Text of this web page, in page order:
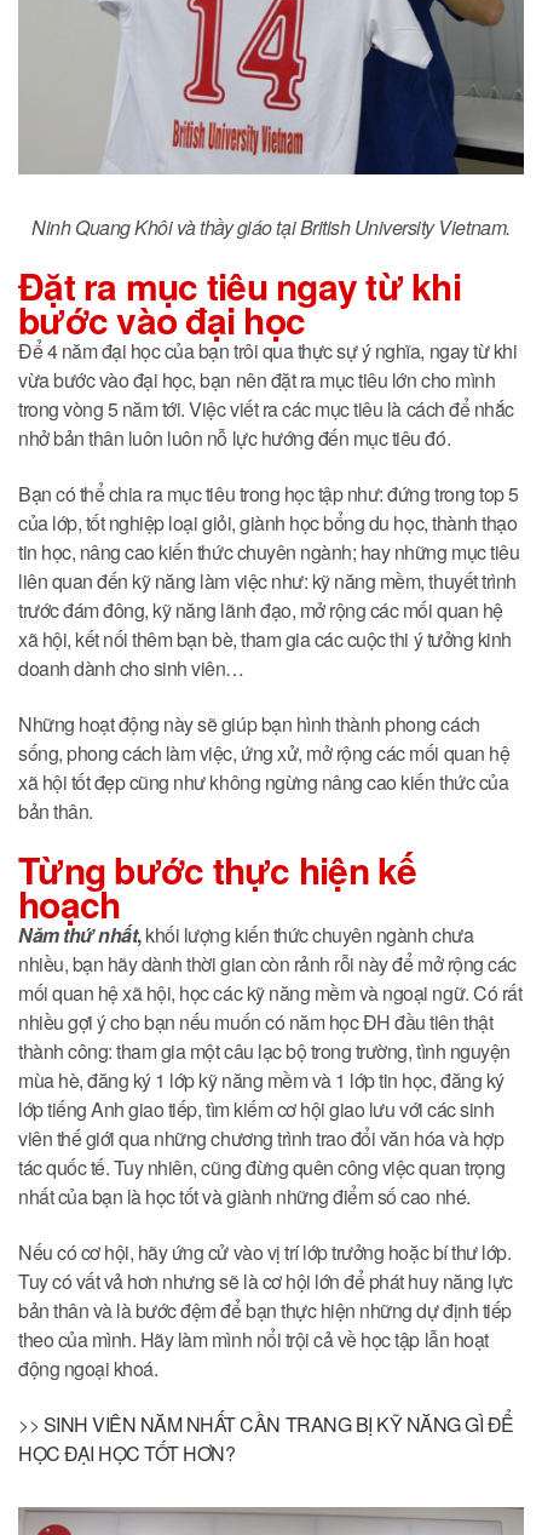
Ninh Quang Khôi và thầy giáo tại British University Vietnam.
Đặt ra mục tiêu ngay từ khi
bước vào đại học
Để 4 năm đại học của bạn trôi qua thực sự ý nghĩa, ngay từ khi
vừa bước vào đại học, bạn nên đặt ra mục tiêu lớn cho mình
trong vòng 5 năm tới. Việc viết ra các mục tiêu là cách để nhắc
nhở bản thân luôn luôn nỗ lực hướng đến mục tiêu đó.
Bạn có thể chia ra mục tiêu trong học tập như: đứng trong top 5
của lớp, tốt nghiệp loại giỏi, giành học bổng du học, thành thạo
tin học, nâng cao kiến thức chuyên ngành; hay những mục tiêu
liên quan đến kỹ năng làm việc như: kỹ năng mềm, thuyết trình
trước đám đông, kỹ năng lãnh đạo, mở rộng các mối quan hệ
xã hội, kết nối thêm bạn bè, tham gia các cuộc thi ý tưởng kinh
doanh dành cho sinh viên…
Những hoạt động này sẽ giúp bạn hình thành phong cách
sống, phong cách làm việc, ứng xử, mở rộng các mối quan hệ
xã hội tốt đẹp cũng như không ngừng nâng cao kiến thức của
bản thân.
Từng bước thực hiện kế
hoạch
Năm thứ nhất,khối lượng kiến thức chuyên ngành chưa
nhiều, bạn hãy dành thời gian còn rảnh rỗi này để mở rộng các
mối quan hệ xã hội, học các kỹ năng mềm và ngoại ngữ. Có rất
nhiều gợi ý cho bạn nếu muốn có năm học ĐH đầu tiên thật
thành công: tham gia một câu lạc bộ trong trường, tình nguyện
mùa hè, đăng ký 1 lớp kỹ năng mềm và 1 lớp tin học, đăng ký
lớp tiếng Anh giao tiếp, tìm kiếm cơ hội giao lưu với các sinh
viên thế giới qua những chương trình trao đổi văn hóa và hợp
tác quốc tế. Tuy nhiên, cũng đừng quên công việc quan trọng
nhất của bạn là học tốt và giành những điểm số cao nhé.
Nếu có cơ hội, hãy ứng cử vào vị trí lớp trưởng hoặc bí thư lớp.
Tuy có vất vả hơn nhưng sẽ là cơ hội lớn để phát huy năng lực
bản thân và là bước đệm để bạn thực hiện những dự định tiếp
theo của mình. Hãy làm mình nổi trội cả về học tập lẫn hoạt
động ngoại khoá.
>> SINH VIÊN NĂM NHẤT CẦN TRANG BỊ KỸ NĂNG GÌ ĐỂ
HỌC ĐẠI HỌC TỐT HƠN?